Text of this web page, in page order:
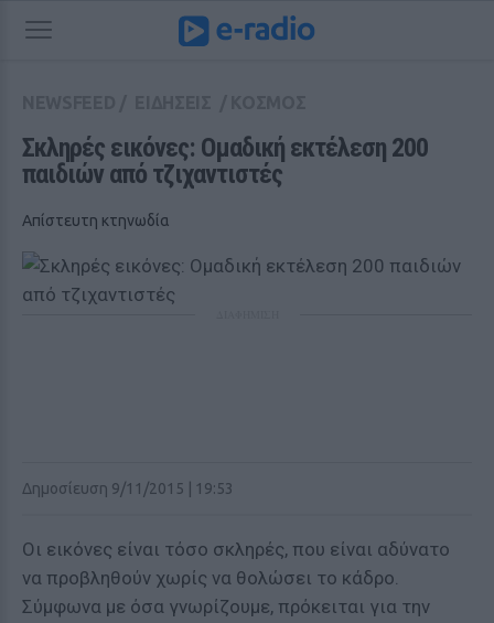
Σκληρές εικόνες: Ομαδική εκτέλεση 200
παιδιών από τζιχαντιστές
Απίστευτη κτηνωδία
Δημοσίευση 9/11/2015 | 19:53
Οι εικόνες είναι τόσο σκληρές, που είναι αδύνατο
να προβληθούν χωρίς να θολώσει το κάδρο.
Σύμφωνα με όσα γνωρίζουμε, πρόκειται για την